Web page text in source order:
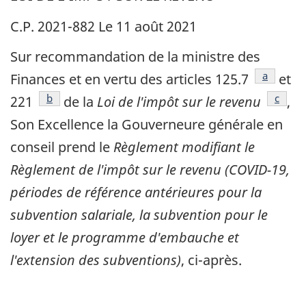
C.P. 2021-882 Le 11 août 2021
Sur recommandation de la ministre des
Finances et en vertu des articles 125.7
référence
a
et
221
référence
b de la Loi de l'impôt sur le revenu c ,
Son Excellence la Gouverneure générale en
conseil prend le Règlement modifiant le
Règlement de l'impôt sur le revenu (COVID-19,
périodes de référence antérieures pour la
subvention salariale, la subvention pour le
loyer et le programme d'embauche et
l'extension des subventions), ci-après.